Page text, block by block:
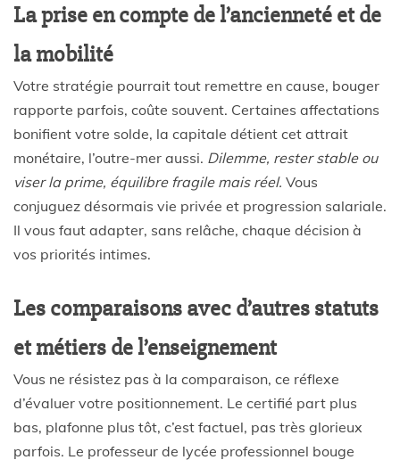
La prise en compte de l’ancienneté et de
la mobilité
Votre stratégie pourrait tout remettre en cause, bouger
rapporte parfois, coûte souvent. Certaines affectations
bonifient votre solde, la capitale détient cet attrait
monétaire, l’outre-mer aussi. Dilemme, rester stable ou
viser la prime, équilibre fragile mais réel. Vous
conjuguez désormais vie privée et progression salariale.
Il vous faut adapter, sans relâche, chaque décision à
vos priorités intimes.
Les comparaisons avec d’autres statuts
et métiers de l’enseignement
Vous ne résistez pas à la comparaison, ce réflexe
d’évaluer votre positionnement. Le certifié part plus
bas, plafonne plus tôt, c’est factuel, pas très glorieux
parfois. Le professeur de lycée professionnel bouge